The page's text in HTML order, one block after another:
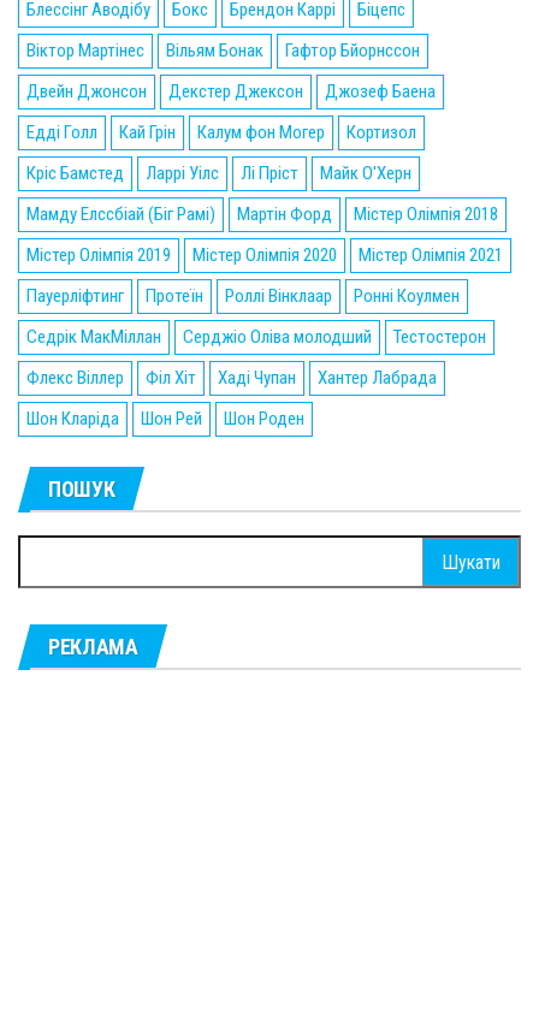
Блессінг Аводібу Бокс Брендон Каррі
Біцепс
Віктор Мартінес
Вільям Бонак
Гафтор Бйорнссон
Двейн Джонсон
Декстер Джексон
Джозеф Баена
Едді Голл
Кай Грін Калум фон Могер
Кортизол
Кріс Бамстед
Ларрі Уілс Лі Пріст
Майк О'Херн
Мамду Елссбіай (Біг Рамі)
Мартін Форд
Містер Олімпія 2018
Містер Олімпія 2019
Містер Олімпія 2020
Містер Олімпія 2021
Пауерліфтинг
Протеїн Роллі Вінклаар
Ронні Коулмен
Седрік МакМіллан
Серджіо Оліва молодший
Тестостерон
Флекс Віллер
Філ Хіт Хаді Чупан
Хантер Лабрада
Шон Кларіда
Шон Рей Шон Роден
ПОШУК
РЕКЛАМА